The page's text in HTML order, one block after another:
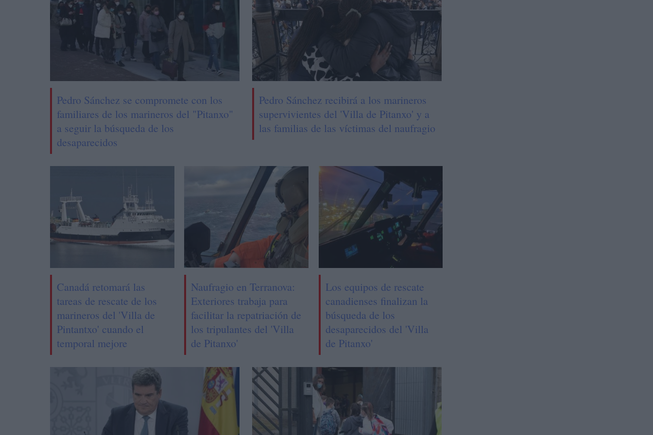
Pedro Sánchez se compromete con los
familiares de los marineros del "Pitanxo"
a seguir la búsqueda de los
desaparecidos
Pedro Sánchez recibirá a los marineros
supervivientes del 'Villa de Pitanxo' y a
las familias de las víctimas del naufragio
Canadá retomará las
tareas de rescate de los
marineros del 'Villa de
Pintantxo' cuando el
temporal mejore
Naufragio en Terranova:
Exteriores trabaja para
facilitar la repatriación de
los tripulantes del 'Villa
de Pitanxo'
Los equipos de rescate
canadienses finalizan la
búsqueda de los
desaparecidos del 'Villa
de Pitanxo'